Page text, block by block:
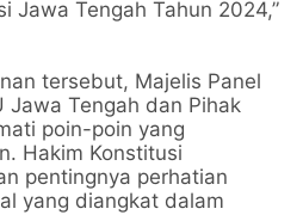
Jawa Tengah Tahun 2024,”
tersebut, Majelis Panel
Jawa Tengah dan Pihak
poin-poin yang
Hakim Konstitusi
pentingnya perhatian
yang diangkat dalam